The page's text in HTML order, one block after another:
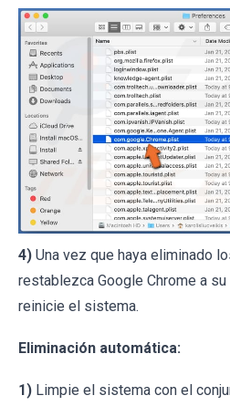
4) Una vez que haya eliminado
restablezca Google Chrome a
reinicie el sistema.
Eliminación automática:
1) Limpie el sistema con el